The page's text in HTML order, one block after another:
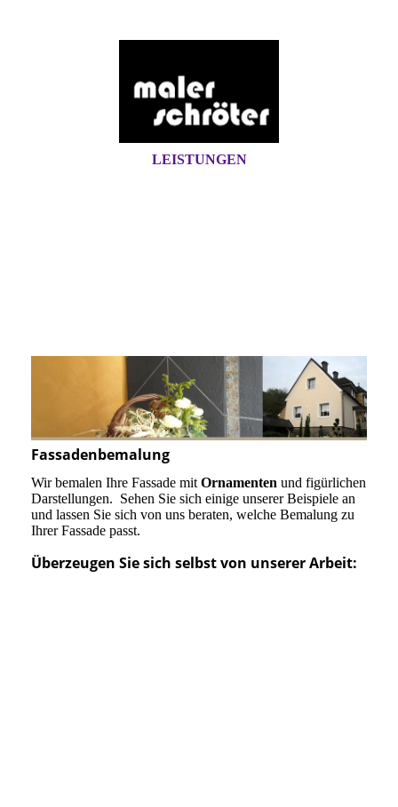
LEISTUNGEN
Fassadenbemalung
Wir bemalen Ihre Fassade mit Ornamenten und figürlichen
Darstellungen. Sehen Sie sich einige unserer Beispiele an
und lassen Sie sich von uns beraten, welche Bemalung zu
Ihrer Fassade passt.
Überzeugen Sie sich selbst von unserer Arbeit: